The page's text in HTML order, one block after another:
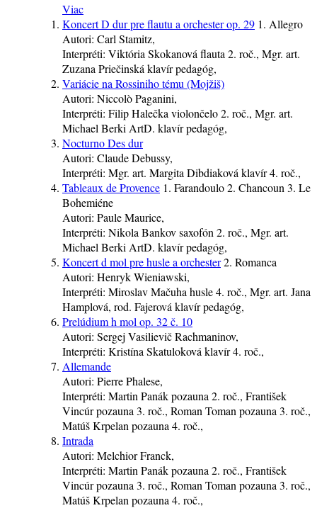
Viac
Koncert D dur pre flautu a orchester op. 29 1. Allegro
Autori: Carl Stamitz,
Interpréti: Viktória Skokanová flauta 2. roč., Mgr. art.
Zuzana Priečinská klavírpedagóg,
Variácie na Rossiniho tému (Mojžiš)
Autori: Niccolò Paganini,
Interpréti: Filip Halečka violončelo2. roč., Mgr. art.
Michael Berki ArtD. klavírpedagóg,
Nocturno Des dur
Autori: Claude Debussy,
Interpréti: Mgr. art. Margita Dibdiaková klavír4. roč.,
Tableaux de Provence 1. Farandoulo 2. Chancoun 3. Le
Bohemiéne
Autori: Paule Maurice,
Interpréti: Nikola Bankovsaxofón 2. roč., Mgr. art.
Michael Berki ArtD. klavírpedagóg,
Koncert d mol pre husle a orchester2. Romanca
Autori: Henryk Wieniawski,
Interpréti: Miroslav Mačuha husle4. roč., Mgr. art. Jana
Hamplová, rod. Fajerová klavírpedagóg,
Prelúdium h mol op. 32 č. 10
Autori: Sergej Vasilievič Rachmaninov,
Interpréti: Kristína Skatuloková klavír4. roč.,
Allemande
Autori: Pierre Phalese,
Interpréti: Martin Panákpozauna 2. roč., František
Vincúrpozauna 3. roč., Roman Toman pozauna 3. roč.,
Matúš Krpelan pozauna 4. roč.,
Intrada
Autori: Melchior Franck,
Interpréti: Martin Panákpozauna 2. roč., František
Vincúrpozauna 3. roč., Roman Toman pozauna 3. roč.,
Matúš Krpelan pozauna 4. roč.,